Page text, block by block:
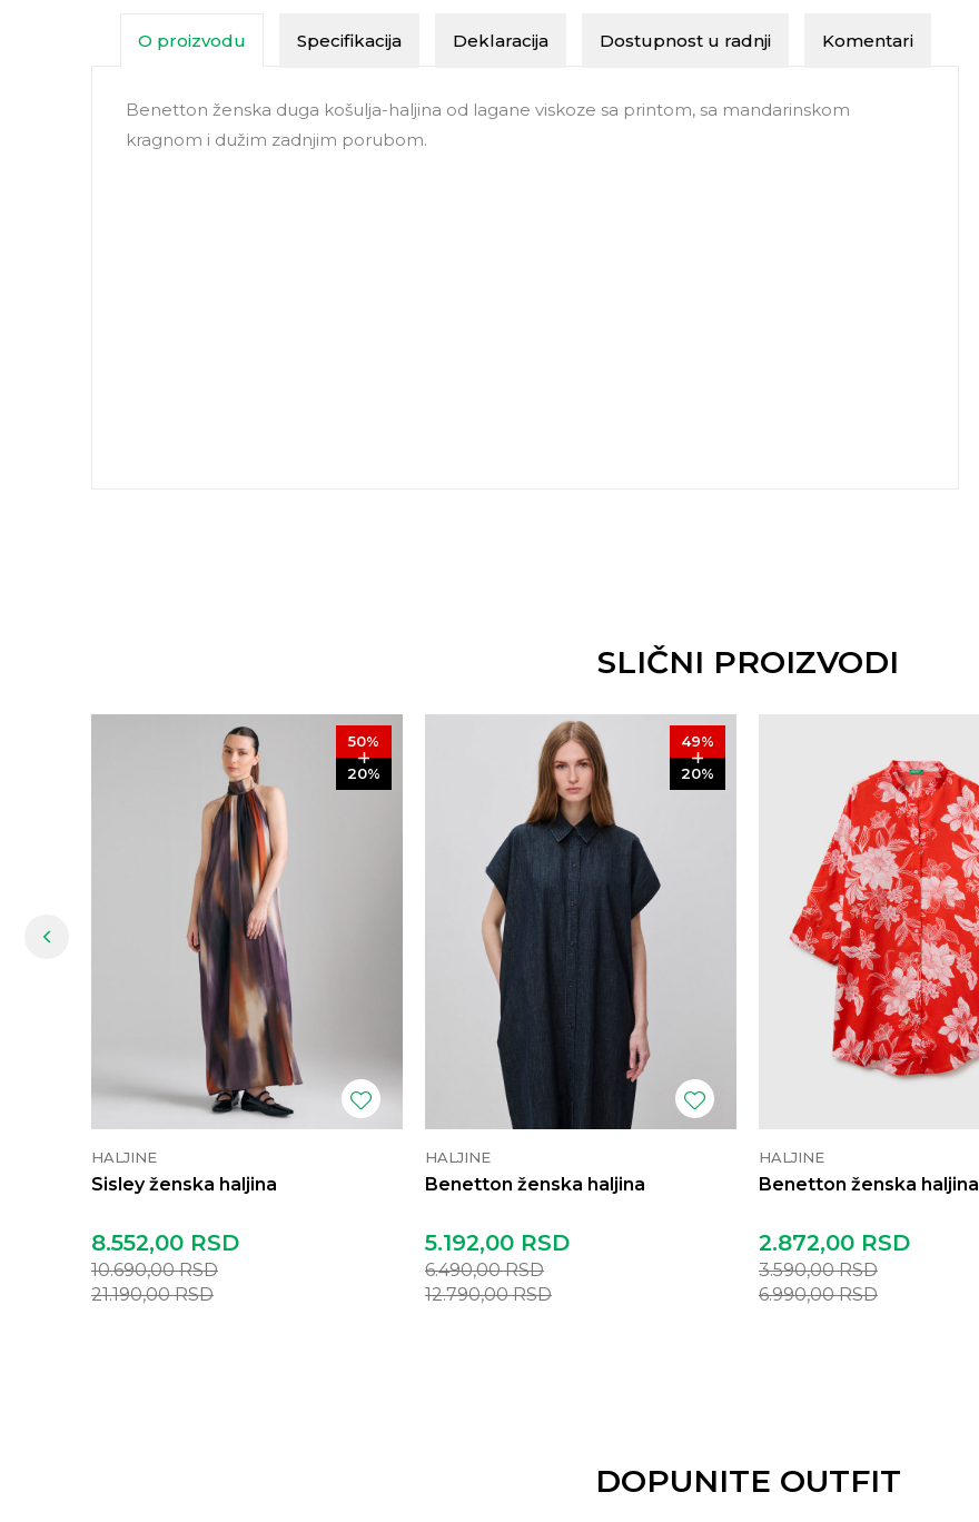
O proizvodu Specifikacija Deklaracija Dostupnost u radnji Komentari
Benetton ženska duga košulja-haljina od lagane viskoze sa printom, sa mandarinskom
kragnom i dužim zadnjim porubom.
SLIČNI PROIZVODI
50%
20%
HALJINE
Sisley ženska haljina
8.552,00 RSD
10.690,00RSD
21.190,00RSD
49%
20%
HALJINE
Benetton ženska haljina
5.192,00 RSD
6.490,00RSD
12.790,00RSD
HALJINE
Benetton ženska haljina
2.872,00 RSD
3.590,00RSD
6.990,00RSD
DOPUNITE OUTFIT